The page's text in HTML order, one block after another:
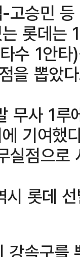
승민
롯데는
수 1안
을 뽑았
무사 1루
기여했
실점으
롯데
속구를